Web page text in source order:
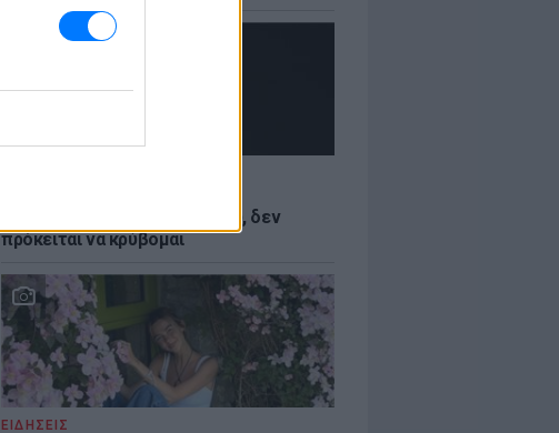
ασχολούνται με το δέρμα μου, δεν
πρόκειται να κρύβομαι
ΕΙΔΗΣΕΙΣ